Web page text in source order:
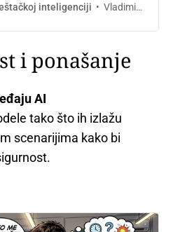
inteligenciji
Vladimir Sukara
i ponašanje
AI
tako što ih izlažu
scenarijima kako bi